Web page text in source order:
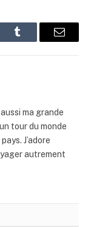
Tumblr Email
ma grande
tour du monde
J’adore
autrement